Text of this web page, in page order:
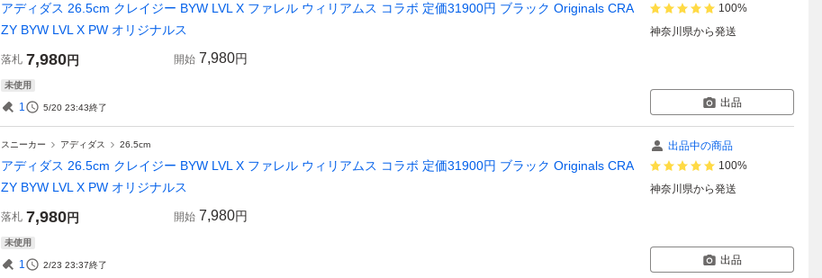
アディダス 26.5cm クレイジー BYW LVL X ファレル ウィリアムス コラボ 定価31900円 ブラック Originals CRA
ZY BYW LVL X PW オリジナルス
落札 7,980円 開始 7,980円
未使用
1 5/20 23:43終了
100%
神奈川県から発送
出品
スニーカー アディダス 26.5cm
アディダス 26.5cm クレイジー BYW LVL X ファレル ウィリアムス コラボ 定価31900円 ブラック Originals CRA
ZY BYW LVL X PW オリジナルス
落札 7,980円 開始 7,980円
未使用
1 2/23 23:37終了
出品中の商品
100%
神奈川県から発送
出品